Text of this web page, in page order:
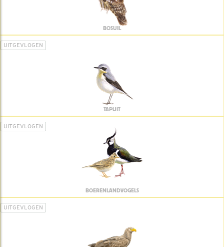
BOSUIL
UITGEVLOGEN
TAPUIT
UITGEVLOGEN
BOERENLANDVOGELS
UITGEVLOGEN